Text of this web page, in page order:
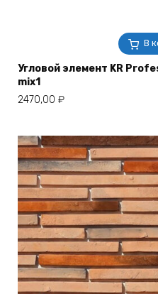
В
Угловой элемент KR
mix1
2470,00 ₽